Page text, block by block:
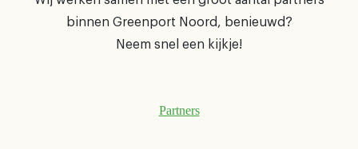
binnen Greenport Noord, benieuwd?
Neem snel een kijkje!
Partners